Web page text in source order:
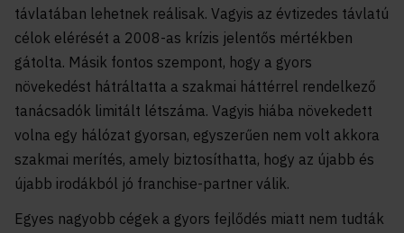
távlatában lehetnek reálisak. Vagyis az évtizedes távlatú
célok elérését a 2008-as krízis jelentős mértékben
gátolta. Másik fontos szempont, hogy a gyors
növekedést hátráltatta a szakmai háttérrel rendelkező
tanácsadók limitált létszáma. Vagyis hiába növekedett
volna egy hálózat gyorsan, egyszerűen nem volt akkora
szakmai merítés, amely biztosíthatta, hogy az újabb és
újabb irodákból jó franchise-partner válik.
Egyes nagyobb cégek a gyors fejlődés miatt nem tudták